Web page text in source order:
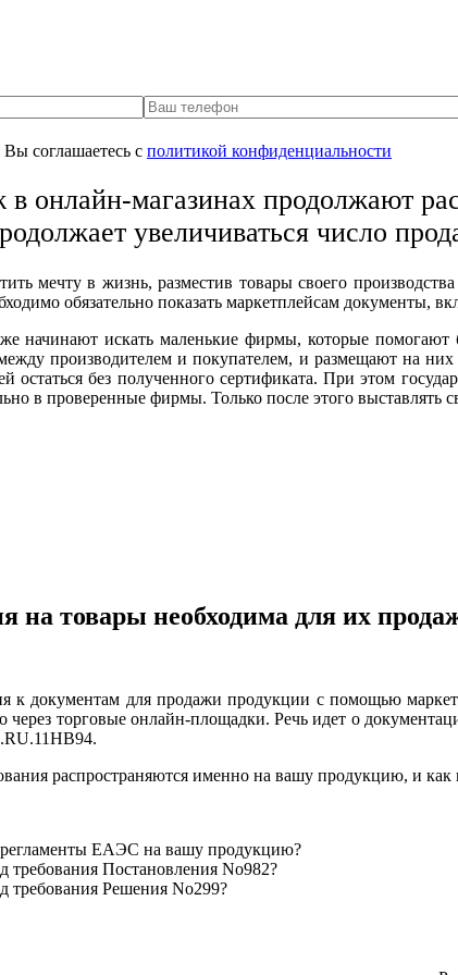
соглашаетесь с политикой конфиденциальности
в онлайн-магазинах продолжают
увеличиваться число
мечту в жизнь, разместив товары своего
обязательно показать маркетплейсам документы,
начинают искать маленькие фирмы, которые
производителем и покупателем, и размещают на
остаться без полученного сертификата. При этом
в проверенные фирмы. Только после этого
на товары необходима для их
к документам для продажи продукции с помощью
торговые онлайн-площадки. Речь идет о
распространяются именно на вашу продукцию, и
ЕАЭС на вашу продукцию?
требования Постановления No982?
требования Решения No299?